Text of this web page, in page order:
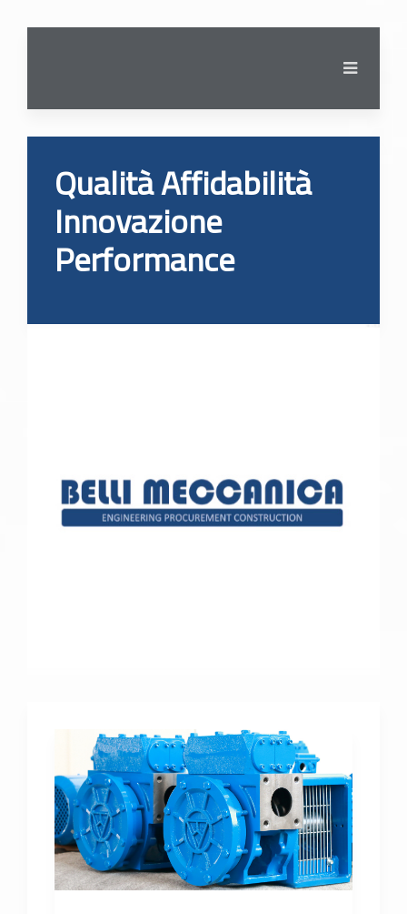
QualitàAffidabilità
Innovazione
Performance